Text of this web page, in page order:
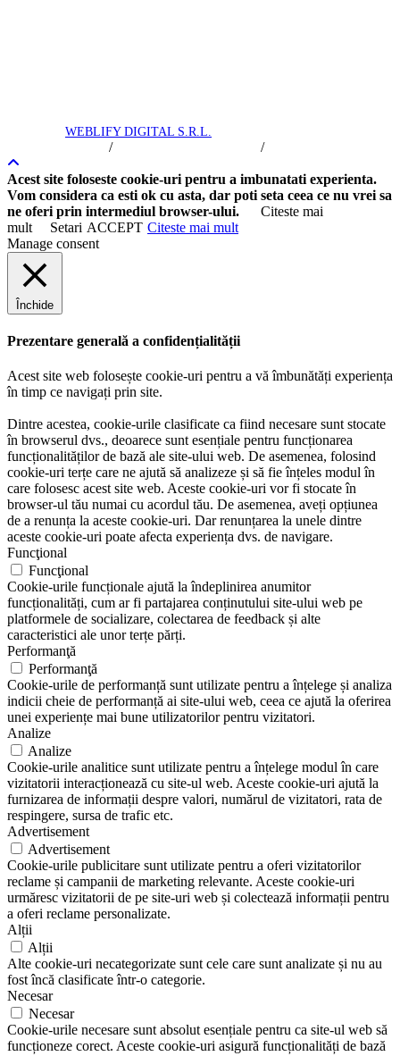
WEBLIFY DIGITAL S.R.L.
/ /
Acest site foloseste cookie-uri pentru a imbunatati experienta.
Vom considera ca esti ok cu asta, dar poti seta ceea ce nu vrei sa
ne oferi prin intermediul browser-ului.
Citeste mai
mult
Setari ACCEPT Citeste mai mult
Manage consent
Închide
Prezentare generală a confidențialității
Acest site web folosește cookie-uri pentru a vă îmbunătăți experiența
în timp ce navigați prin site.
Dintre acestea, cookie-urile clasificate ca fiind necesare sunt stocate
în browserul dvs., deoarece sunt esențiale pentru funcționarea
funcționalităților de bază ale site-ului web. De asemenea, folosind
cookie-uri terțe care ne ajută să analizeze și să fie înțeles modul în
care folosesc acest site web. Aceste cookie-uri vor fi stocate în
browser-ul tău numai cu acordul tău. De asemenea, aveți opțiunea
de a renunța la aceste cookie-uri. Dar renunțarea la unele dintre
aceste cookie-uri poate afecta experiența dvs. de navigare.
Funcţional
Funcţional
Cookie-urile funcționale ajută la îndeplinirea anumitor
funcționalități, cum ar fi partajarea conținutului site-ului web pe
platformele de socializare, colectarea de feedback și alte
caracteristici ale unor terțe părți.
Performanţă
Performanţă
Cookie-urile de performanță sunt utilizate pentru a înțelege și analiza
indicii cheie de performanță ai site-ului web, ceea ce ajută la oferirea
unei experiențe mai bune utilizatorilor pentru vizitatori.
Analize
Analize
Cookie-urile analitice sunt utilizate pentru a înțelege modul în care
vizitatorii interacționează cu site-ul web. Aceste cookie-uri ajută la
furnizarea de informații despre valori, numărul de vizitatori, rata de
respingere, sursa de trafic etc.
Advertisement
Advertisement
Cookie-urile publicitare sunt utilizate pentru a oferi vizitatorilor
reclame și campanii de marketing relevante. Aceste cookie-uri
urmăresc vizitatorii de pe site-uri web și colectează informații pentru
a oferi reclame personalizate.
Alții
Alții
Alte cookie-uri necategorizate sunt cele care sunt analizate și nu au
fost încă clasificate într-o categorie.
Necesar
Necesar
Cookie-urile necesare sunt absolut esențiale pentru ca site-ul web să
funcționeze corect. Aceste cookie-uri asigură funcționalități de bază